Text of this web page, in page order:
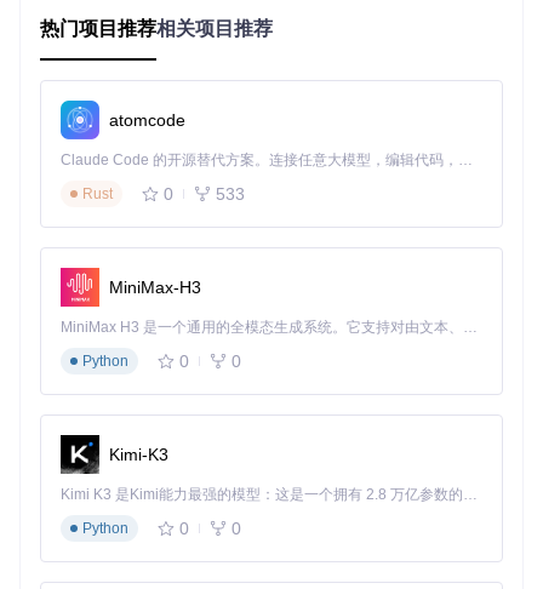
跨平台兼容性 ：不同平台对动画格式的支持程度不一，实现
统一效果成本高
2.2 VAP解决方案：Alpha通道嵌入与实时合成技术
VAP通过创新的技术架构解决了上述问题，其核心原理是将Alp
ha透明度信息嵌入视频帧中，结合OpenGL实时合成渲染，实
现硬件解码与透明效果的完美融合。
合成的完整过程
技术实现流程
形成特殊的视频流格式
硬件解码处理：使用设备GPU对视频流进行硬件解码，获
OpenGL合成渲染：通过OpenGL着色器将RGB数据与Alp
ha通道信息实时合成
高效纹理管理
VAP引入了动态帧率适配技术，这是参考文章中未提及的关键
技术细节。该技术能够根据设备性能和当前系统负载，实时调
整动画播放帧率，在保证视觉流畅度的同时，最大限度降低资
热门项目推荐相关项目推荐
atomcode
Claude Code 的开源替代方案。连接任意大模型，编辑代码，运行命令，自动验证 — 全自动执行。用 Rust 构建，极致性能。 ｜ An open-source alternative to Claude Code. Connect any LLM, edit code, run commands, and verify changes — autonomously. Built in Rust for speed. Get Started
Rust
0 533
MiniMax-H3
MiniMax H3 是一个通用的全模态生成系统。它支持对由文本、图像、视频和音频组成的多模态上下文进行统一理解，并能生成分辨率高达 2K、时长可达 15 秒的带原生立体声音频的视频。得益于面向任务泛化的系统设计，H3 在预训练阶段就已具备广泛的多模态上下文理解与生成能力，能够出色地执行复杂的多模态指令。
Python
0 0
Kimi-K3
Kimi K3 是Kimi能力最强的模型：这是一个拥有 2.8 万亿参数的混合专家（MoE）模型，具备原生视觉理解能力，并支持 100 万 token 的上下文窗口。
Python
0 0